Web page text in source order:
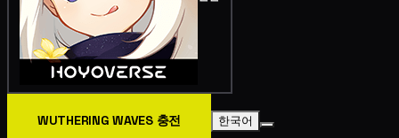
WUTHERING WAVES 충전 한국어